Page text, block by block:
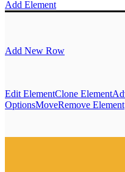
Add Element
Add New Row
Edit ElementClone Element
OptionsMoveRemove Element